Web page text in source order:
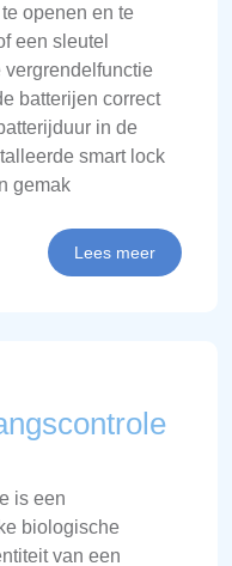
openen en te
een sleutel
vergrendelfunctie
batterijen correct
in de
smart lock
gemak
Lees meer
is een
biologische
van een